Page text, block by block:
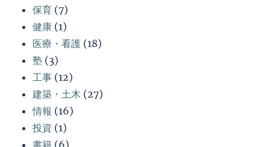
保育 (7)
健康 (1)
医療・看護 (18)
塾 (3)
工事 (12)
建築・土木 (27)
情報 (16)
投資 (1)